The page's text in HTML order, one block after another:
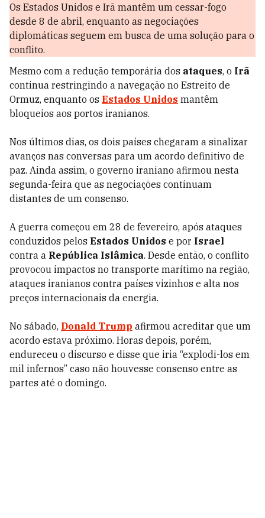
Os Estados Unidos e Irã mantêm um cessar-fogo
desde 8 de abril, enquanto as negociações
diplomáticas seguem em busca de uma solução para o
conflito.
Mesmo com a redução temporária dos ataques, o Irã
continua restringindo a navegação no Estreito de
Ormuz, enquanto os Estados Unidos mantêm
bloqueios aos portos iranianos.
Nos últimos dias, os dois países chegaram a sinalizar
avanços nas conversas para um acordo definitivo de
paz. Ainda assim, o governo iraniano afirmou nesta
segunda-feira que as negociações continuam
distantes de um consenso.
A guerra começou em 28 de fevereiro, após ataques
conduzidos pelos Estados Unidos e por Israel
contra a República Islâmica. Desde então, o conflito
provocou impactos no transporte marítimo na região,
ataques iranianos contra países vizinhos e alta nos
preços internacionais da energia.
No sábado, Donald Trump afirmou acreditar que um
acordo estava próximo. Horas depois, porém,
endureceu o discurso e disse que iria “explodi-los em
mil infernos” caso não houvesse consenso entre as
partes até o domingo.